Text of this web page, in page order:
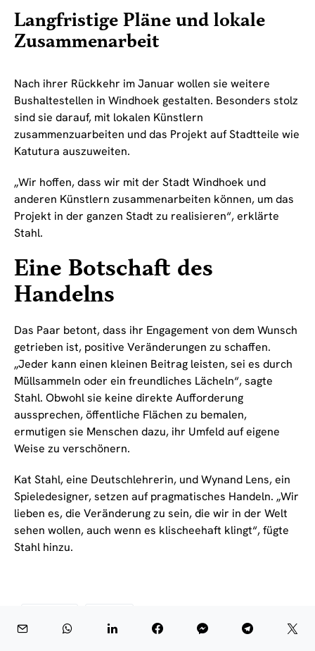
Langfristige Pläne und lokale
Zusammenarbeit
Nach ihrer Rückkehr im Januar wollen sie weitere
Bushaltestellen in Windhoek gestalten. Besonders stolz
sind sie darauf, mit lokalen Künstlern
zusammenzuarbeiten und das Projekt auf Stadtteile wie
Katutura auszuweiten.
„Wir hoffen, dass wir mit der Stadt Windhoek und
anderen Künstlern zusammenarbeiten können, um das
Projekt in der ganzen Stadt zu realisieren“, erklärte
Stahl.
Eine Botschaft des
Handelns
Das Paar betont, dass ihr Engagement von dem Wunsch
getrieben ist, positive Veränderungen zu schaffen.
„Jeder kann einen kleinen Beitrag leisten, sei es durch
Müllsammeln oder ein freundliches Lächeln“, sagte
Stahl. Obwohl sie keine direkte Aufforderung
aussprechen, öffentliche Flächen zu bemalen,
ermutigen sie Menschen dazu, ihr Umfeld auf eigene
Weise zu verschönern.
Kat Stahl, eine Deutschlehrerin, und Wynand Lens, ein
Spieledesigner, setzen auf pragmatisches Handeln. „Wir
lieben es, die Veränderung zu sein, die wir in der Welt
sehen wollen, auch wenn es klischeehaft klingt“, fügte
Stahl hinzu.